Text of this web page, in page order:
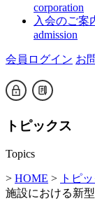
corporation
入会のご案
admission
会員ログイン お
トピックス
Topics
> HOME > トピ
施設における新